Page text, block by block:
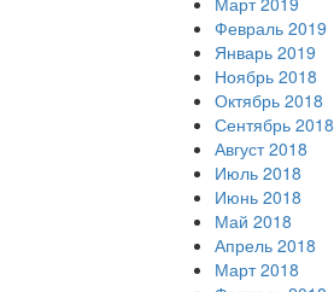
Февраль 2019
Январь 2019
Ноябрь 2018
Октябрь 2018
Сентябрь 2018
Август 2018
Июль 2018
Июнь 2018
Май 2018
Апрель 2018
Март 2018